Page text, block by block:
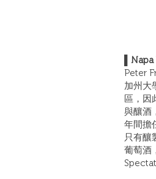
Peter
加州大
區，因
與釀酒
年間擔
只有釀
葡萄酒